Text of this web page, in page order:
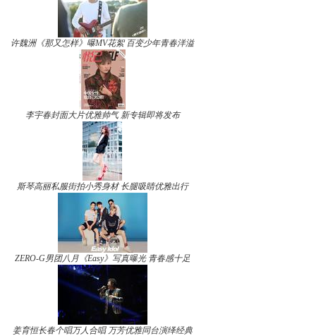
许魏洲《那又怎样》曝MV花絮 百变少年青春洋溢
李宇春封面大片优雅帅气 新专辑即将发布
斯琴高丽私服街拍小秀身材 长腿吸睛优雅出行
ZERO-G男团八月《Easy》写真曝光 青春感十足
姜育恒长春个唱万人合唱 万芳优雅同台演绎经典